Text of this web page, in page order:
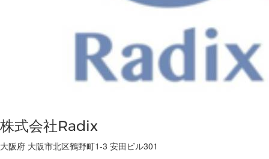
株式会社Radix
大阪府 大阪市北区鶴野町1-3 安田ビル301